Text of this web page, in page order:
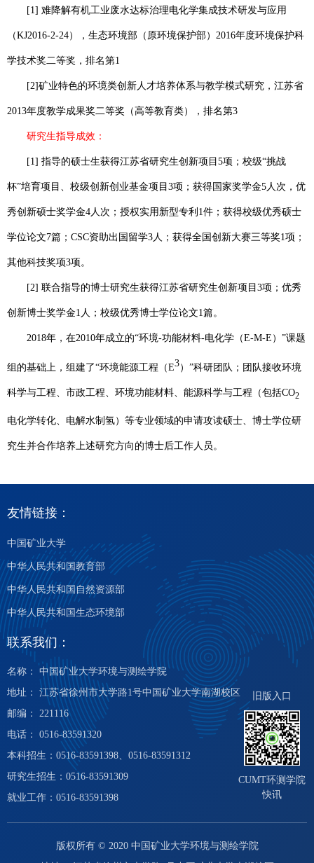
[1] 难降解有机工业废水达标治理电化学集成技术研发与应用
（KJ2016-2-24），生态环境部（原环境保护部） 2016年度环境保护科
学技术奖二等奖，排名第1
[2]矿业特色的环境类创新人才培养体系与教学模式研究，江苏省
2013年度教学成果奖二等奖（高等教育类），排名第3
研究生指导成效：
[1] 指导的硕士生获得江苏省研究生创新项目 5项；校级“挑战
杯”培育项目、校级创新创业基金项目 3项；获得国家奖学金5 人次，优
秀创新硕士奖学金4 人次；授权实用新型专利 1 件；获得校级优秀硕士
学位论文7篇； CSC资助出国留学3 人；获得全国创新大赛三等奖1 项；
其他科技奖项3项。
[2] 联合指导的博士研究生获得江苏省研究生创新项目 3项；优秀
创新博士奖学金1 人；校级优秀博士学位论文1 篇。
2018年，在2010年成立的“环境-功能材料-电化学（E-M-E ）”课题
组的基础上，组建了“环境能源工程（E3）”科研团队；团队接收环境
科学与工程、市政工程、环境功能材料、能源科学与工程（包括CO2
电化学转化、电解水制氢）等专业领域的申请攻读硕士、博士学位研
究生并合作培养上述研究方向的博士后工作人员。
友情链接：
中国矿业大学
中华人民共和国教育部
中华人民共和国自然资源部
中华人民共和国生态环境部
联系我们：
名称： 中国矿业大学环境与测绘学院
地址： 江苏省徐州市大学路1号中国矿业大学南湖校区
邮编： 221116
电话： 0516-83591320
本科招生：0516-83591398、0516-83591312
研究生招生：0516-83591309
就业工作：0516-83591398
旧版入口
CUMT环测学院
快讯
版权所有 © 2020 中国矿业大学环境与测绘学院